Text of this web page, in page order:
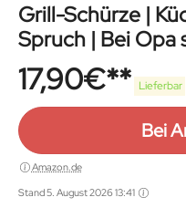
Grill-Schürze |
Spruch | Bei Opa
17,90€ Lieferbar
Bei
Amazon.de
Stand 5. August 2026 13:41